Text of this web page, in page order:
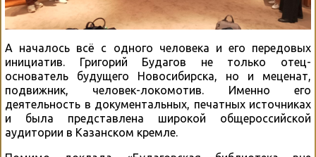
А началось всё с одного человека и его передовых
инициатив. Григорий Будагов не только отец-
основатель будущего Новосибирска, но и меценат,
подвижник, человек-локомотив. Именно его
деятельность в документальных, печатных источниках
и была представлена широкой общероссийской
аудитории в Казанском кремле.